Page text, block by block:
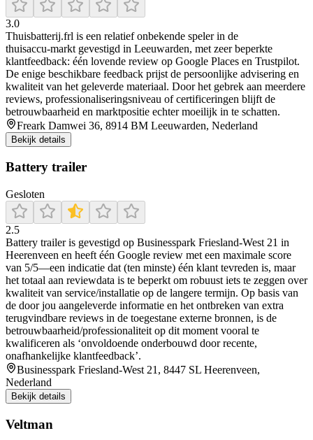
3.0
Thuisbatterij.frl is een relatief onbekende speler in de
thuisaccu‑markt gevestigd in Leeuwarden, met zeer beperkte
klantfeedback: één lovende review op Google Places en Trustpilot.
De enige beschikbare feedback prijst de persoonlijke advisering en
kwaliteit van het geleverde materiaal. Door het gebrek aan meerdere
reviews, professionaliseringsniveau of certificeringen blijft de
betrouwbaarheid en marktpositie echter moeilijk in te schatten.
Freark Damwei 36, 8914 BM Leeuwarden, Nederland
Bekijk details
Battery trailer
Gesloten
2.5
Battery trailer is gevestigd op Businesspark Friesland-West 21 in
Heerenveen en heeft één Google review met een maximale score
van 5/5—een indicatie dat (ten minste) één klant tevreden is, maar
het totaal aan reviewdata is te beperkt om robuust iets te zeggen over
kwaliteit van service/installatie op de langere termijn. Op basis van
de door jou aangeleverde informatie en het ontbreken van extra
terugvindbare reviews in de toegestane externe bronnen, is de
betrouwbaarheid/professionaliteit op dit moment vooral te
kwalificeren als ‘onvoldoende onderbouwd door recente,
onafhankelijke klantfeedback’.
Businesspark Friesland-West 21, 8447 SL Heerenveen,
Nederland
Bekijk details
Veltman